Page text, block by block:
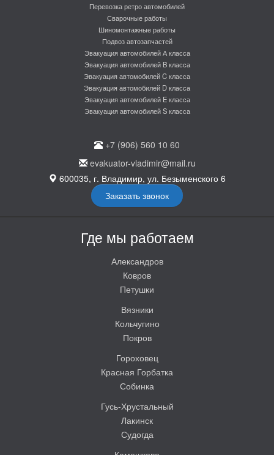
Перевозка ретро автомобилей
Сварочные работы
Шиномонтажные работы
Подвоз автозапчастей
Эвакуация автомобилей А класса
Эвакуация автомобилей B класса
Эвакуация автомобилей C класса
Эвакуация автомобилей D класса
Эвакуация автомобилей E класса
Эвакуация автомобилей S класса
+7 (906) 560 10 60
evakuator-vladimir@mail.ru
600035, г. Владимир, ул. Безыменского 6
Заказать звонок
Где мы работаем
Александров
Ковров
Петушки
Вязники
Кольчугино
Покров
Гороховец
Красная Горбатка
Собинка
Гусь-Хрустальный
Лакинск
Судогда